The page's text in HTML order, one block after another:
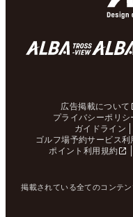
広告掲載について
プライバシーポリシ
ガイドライン
ゴルフ場予約サービス利
ポイント利用規約
掲載されている全てのコンテ